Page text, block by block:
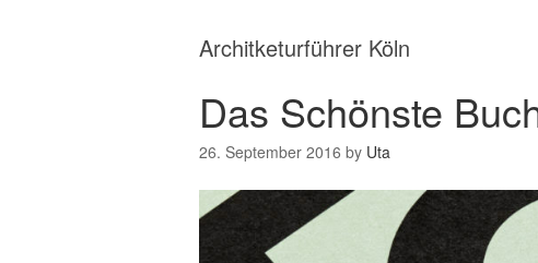
Architketurführer Köln
Das Schönste
26. September 2016 by Uta